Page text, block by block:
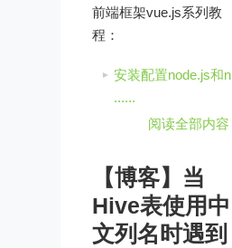
前端框架vue.js系列教
程：
安装配置node.js和n
......
阅读全部内容
【博客】当
Hive表使用中
文列名时遇到